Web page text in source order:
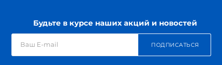
Будьте в курсе наших акций и новостей
ПОДПИСАТЬСЯ